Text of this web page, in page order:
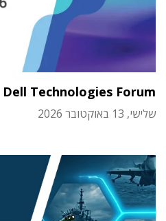
Dell Technologies Forum
שלישי, 13 באוקטובר 2026